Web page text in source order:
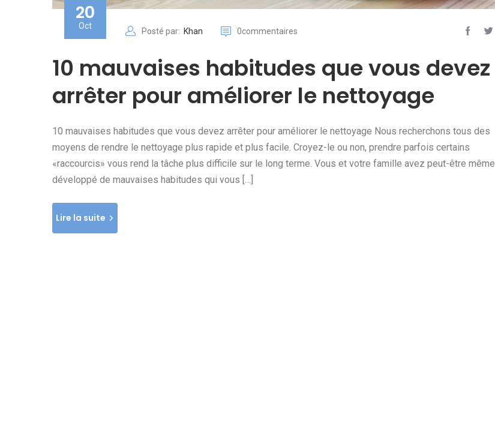
20
Oct
Posté par: Khan 0commentaires
10 mauvaises habitudes que vous devez
arrêter pour améliorer le nettoyage
10 mauvaises habitudes que vous devez arrêter pour améliorer le nettoyage Nous recherchons tous des
moyens de rendre le nettoyage plus rapide et plus facile. Croyez-le ou non, prendre parfois certains
«raccourcis» vous rend la tâche plus difficile sur le long terme. Vous et votre famille avez peut-être même
développé de mauvaises habitudes qui vous […]
Lire la suite